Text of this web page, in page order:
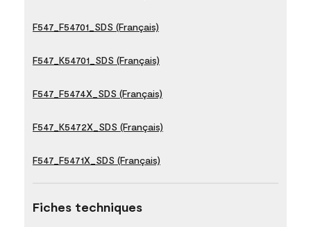
F547_F54701_SDS (Français)
F547_K54701_SDS (Français)
F547_F5474X_SDS (Français)
F547_K5472X_SDS (Français)
F547_F5471X_SDS (Français)
Fiches techniques